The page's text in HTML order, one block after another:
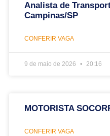
Analista de
Campinas/SP
CONFERIR VAGA
9 de maio de 2026 20:16
MOTORISTA
CONFERIR VAGA